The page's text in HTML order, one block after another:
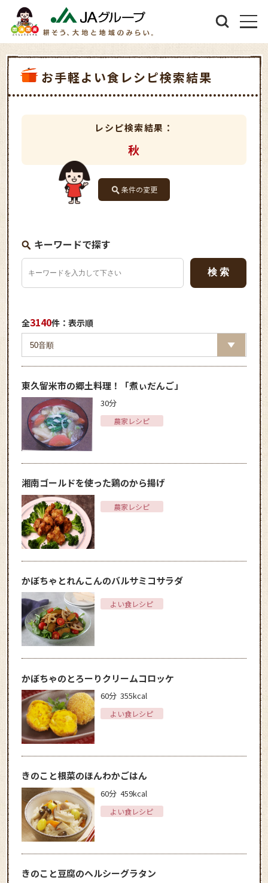
お手軽よい食レシピ検索結果
レシピ検索結果：
秋
条件の変更
キーワードで探す
全3140件：表示順
東久留米市の郷土料理！「煮ぃだんご」
30分
農家レシピ
湘南ゴールドを使った鶏のから揚げ
農家レシピ
かぼちゃとれんこんのバルサミコサラダ
よい食レシピ
かぼちゃのとろーりクリームコロッケ
60分 355kcal
よい食レシピ
きのこと根菜のほんわかごはん
60分 459kcal
よい食レシピ
きのこと豆腐のヘルシーグラタン